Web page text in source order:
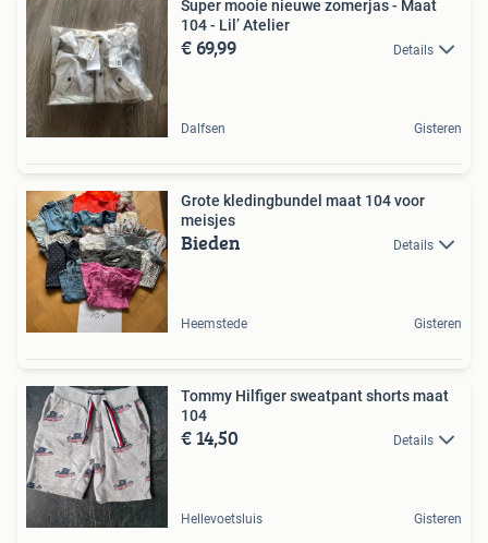
Super mooie nieuwe zomerjas - Maat
104 - Lil’ Atelier
€ 69,99 Details
Dalfsen Gisteren
Grote kledingbundel maat 104 voor
meisjes
Bieden Details
Heemstede Gisteren
Tommy Hilfiger sweatpant shorts maat
104
€ 14,50 Details
Hellevoetsluis Gisteren